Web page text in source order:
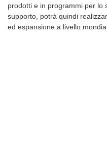
prodotti e in programmi per lo
supporto, potrà quindi
ed espansione a livello